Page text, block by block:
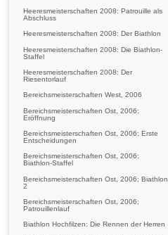
Heeresmeisterschaften 2008: Patrouille als
Abschluss
Heeresmeisterschaften 2008: Der Biathlon
Heeresmeisterschaften 2008: Die Biathlon-
Staffel
Heeresmeisterschaften 2008: Der
Riesentorlauf
Bereichsmeisterschaften West, 2006
Bereichsmeisterschaften Ost, 2006:
Eröffnung
Bereichsmeisterschaften Ost, 2006: Erste
Entscheidungen
Bereichsmeisterschaften Ost, 2006:
Biathlon-Staffel
Bereichsmeisterschaften Ost, 2006; Biathlon
2
Bereichsmeisterschaften Ost, 2006;
Patrouillenlauf
Biathlon Hochfilzen: Die Rennen der Herren